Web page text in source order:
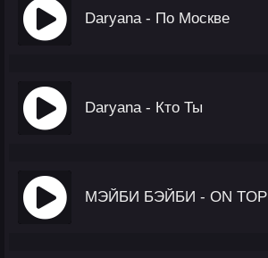
Daryana - По Москве
Daryana - Кто Ты
МЭЙБИ БЭЙБИ - ON TOP